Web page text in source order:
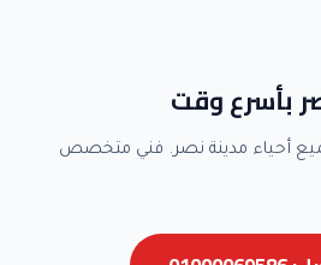
بأسرع وقت
أحياء مدينة نصر. فني متخصص